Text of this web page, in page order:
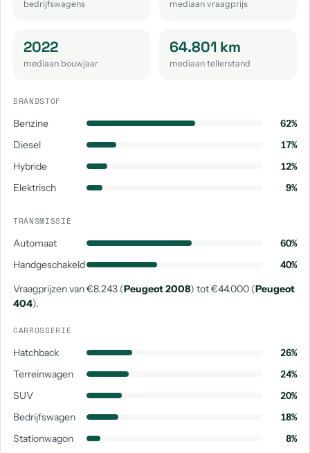
aantal: 1 aantal: 1
bedrijfswagens mediaan vraagprijs
2022
mediaan bouwjaar
64.801 km
mediaan tellerstand
BRANDSTOF
Benzine
62%
Diesel
17%
Hybride
12%
Elektrisch
9%
TRANSMISSIE
Automaat
60%
Handgeschakeld
40%
Vraagprijzen van €8.243 (Peugeot 2008) tot €44.000 (Peugeot
404).
CARROSSERIE
Hatchback
26%
Terreinwagen
24%
SUV
20%
Bedrijfswagen
18%
Stationwagon
8%